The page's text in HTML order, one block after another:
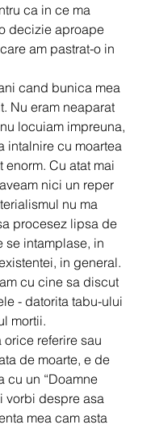
ca in ce ma
decizie aproape
am pastrat-o in
cand bunica mea
Nu eram neaparat
locuiam impreuna,
intalnire cu moartea
enorm. Cu atat mai
nici un reper
nu ma
procesez lipsa de
se intamplase, in
in general.
cu cine sa discut
- datorita tabu-ului
mortii.
referire sau
de moarte, e de
cu un “Doamne
vorbi despre asa
mea cam asta